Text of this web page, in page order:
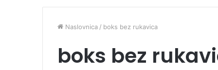
Naslovnica / boks bez rukavica
boks bez